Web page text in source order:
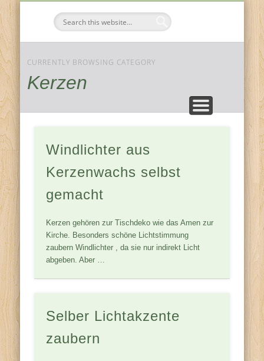
Tischdeko-
CURRENTLY BROWSING CATEGORY
Kerzen
Windlichter aus
Kerzenwachs selbst
gemacht
Kerzen gehören zur Tischdeko wie das Amen zur
Kirche. Besonders schöne Lichtstimmung
zaubern Windlichter , da sie nur indirekt Licht
abgeben. Aber …
Selber Lichtakzente
zaubern